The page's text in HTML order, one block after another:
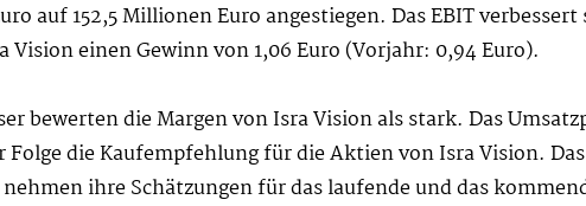
auf 152,5 Millionen Euro angestiegen. Das EBIT
einen Gewinn von 1,06 Euro (Vorjahr: 0,94 Euro).
bewerten die Margen von Isra Vision als stark. Das
Folge die Kaufempfehlung für die Aktien von Isra Vision.
ihre Schätzungen für das laufende und das